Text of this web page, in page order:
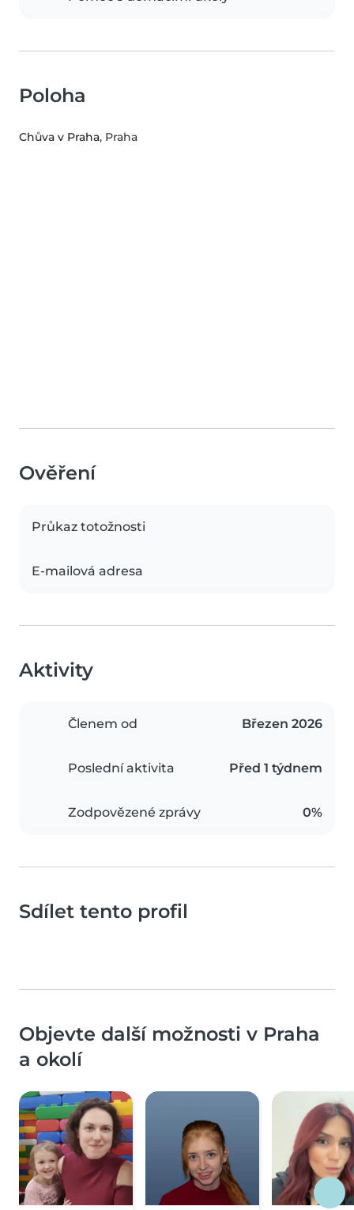
Poloha
Chůva v Praha, Praha
Ověření
Průkaz totožnosti
E-mailová adresa
Aktivity
Členem od Březen 2026
Poslední aktivita Před 1 týdnem
Zodpovězené zprávy 0%
Sdílet tento profil
Objevte další možnosti v Praha
a okolí